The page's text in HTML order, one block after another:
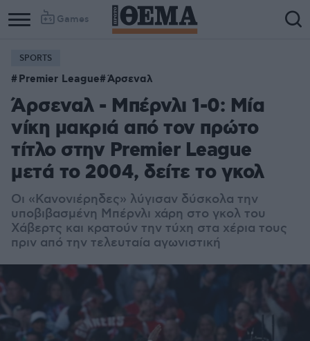
Games
SPORTS
Premier League Άρσεναλ
Άρσεναλ - Μπέρνλι 1-0: Μία
νίκη μακριά από τον πρώτο
τίτλο στην Premier League
μετά το 2004, δείτε το γκολ
Οι «Κανονιέρηδες» λύγισαν δύσκολα την
υποβιβασμένη Μπέρνλι χάρη στο γκολ του
Χάβερτς και κρατούν την τύχη στα χέρια τους
πριν από την τελευταία αγωνιστική